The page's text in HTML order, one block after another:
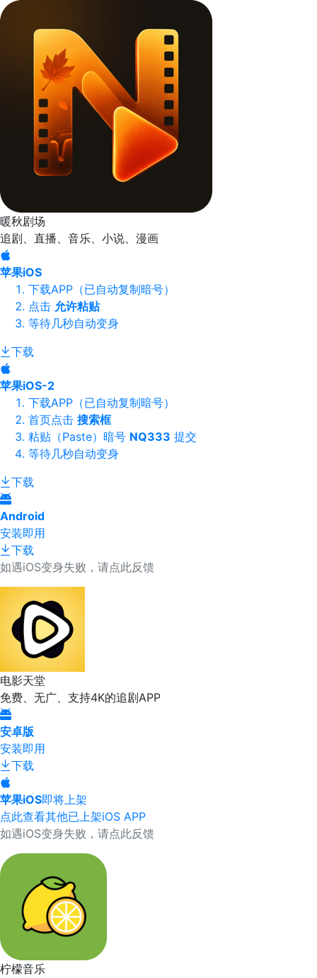
暖秋剧场
追剧、直播、音乐、小说、漫画
苹果iOS
下载APP（已自动复制暗号）
点击 允许粘贴
等待几秒自动变身
下载
苹果iOS-2
下载APP（已自动复制暗号）
首页点击 搜索框
粘贴（Paste）暗号 NQ333 提交
等待几秒自动变身
下载
Android
安装即用
下载
如遇iOS变身失败，请点此反馈
电影天堂
免费、无广、支持4K的追剧APP
安卓版
安装即用
下载
苹果iOS即将上架
点此查看其他已上架iOS APP
如遇iOS变身失败，请点此反馈
柠檬音乐